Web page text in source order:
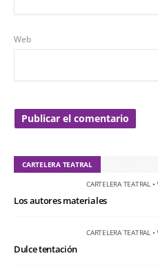
Web
CARTELERA TEATRAL
CARTELERA TEATRAL•
Los autores materiales
CARTELERA TEATRAL•
Dulce tentación